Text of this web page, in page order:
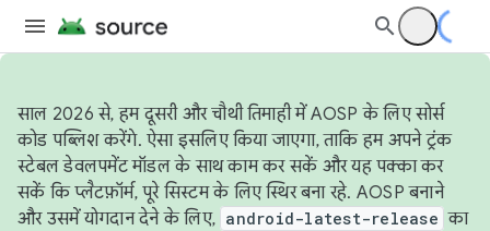
साल 2026 से, हम दूसरी और चौथी तिमाही में AOSP के लिए सोर्स
कोड पब्लिश करेंगे. ऐसा इसलिए किया जाएगा, ताकि हम अपने ट्रंक
स्टेबल डेवलपमेंट मॉडल के साथ काम कर सकें और यह पक्का कर
सकें कि प्लैटफ़ॉर्म, पूरे सिस्टम के लिए स्थिर बना रहे. AOSP बनाने
और उसमें योगदान देने के लिए, android-latest-release का